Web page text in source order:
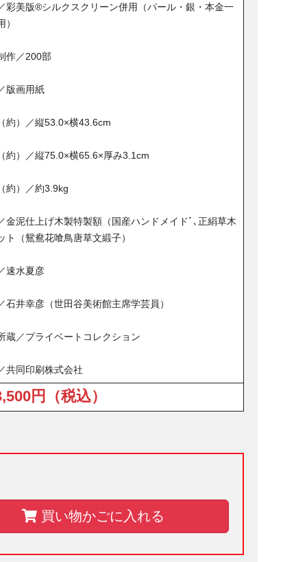
彩美版®︎シルクスクリーン併用（パール・銀・本金一
）
作／200部
版画用紙
約）／縦53.0×横43.6cm
約）／縦75.0×横65.6×厚み3.1cm
約）／約3.9kg
金泥仕上げ木製特製額（国産ハンドメイドﾞ､正絹草木
ト（鴛鴦花喰鳥唐草文緞子）
速水夏彦
石井幸彦（世田谷美術館主席学芸員）
蔵／プライベートコレクション
共同印刷株式会社
円（税込）
買い物かごに入れる